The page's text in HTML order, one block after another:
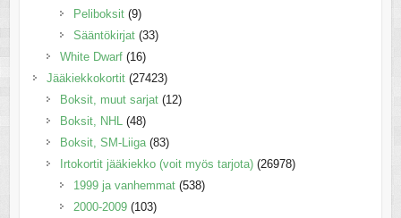
Peliboksit (9)
Sääntökirjat (33)
White Dwarf (16)
Jääkiekkokortit (27423)
Boksit, muut sarjat (12)
Boksit, NHL
(48)
Boksit, SM-Liiga (83)
Irtokortit jääkiekko (voit myös tarjota) (26978)
1999 ja vanhemmat (538)
2000-2009 (103)